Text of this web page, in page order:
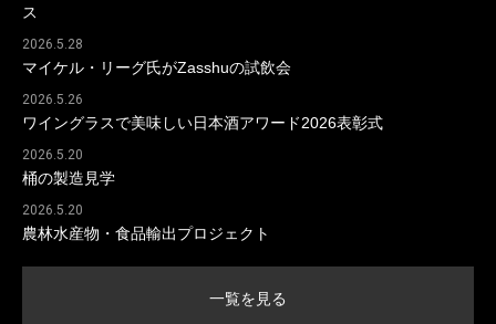
ス
2026.5.28
マイケル・リーグ氏がZasshuの試飲会
2026.5.26
ワイングラスで美味しい日本酒アワード2026表彰式
2026.5.20
桶の製造見学
2026.5.20
農林水産物・食品輸出プロジェクト
一覧を見る